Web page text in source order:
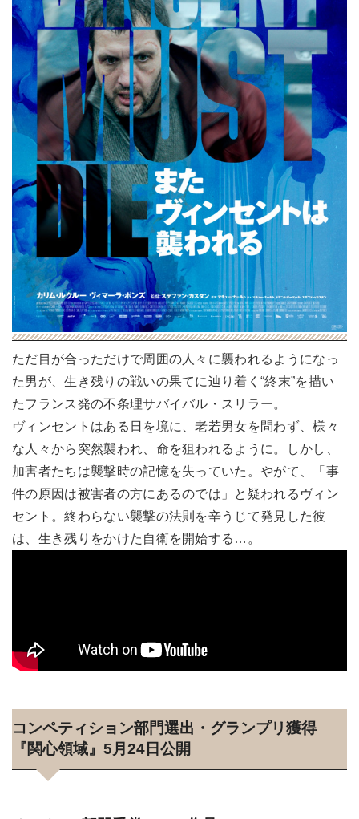
ただ目が合っただけで周囲の人々に襲われるようになっ
た男が、生き残りの戦いの果てに辿り着く“終末”を描い
たフランス発の不条理サバイバル・スリラー。
ヴィンセントはある日を境に、老若男女を問わず、様々
な人々から突然襲われ、命を狙われるように。しかし、
加害者たちは襲撃時の記憶を失っていた。やがて、「事
件の原因は被害者の方にあるのでは」と疑われるヴィン
セント。終わらない襲撃の法則を辛うじて発見した彼
は、生き残りをかけた自衛を開始する…。
コンペティション部門選出・グランプリ獲得
『関心領域』5月24日公開